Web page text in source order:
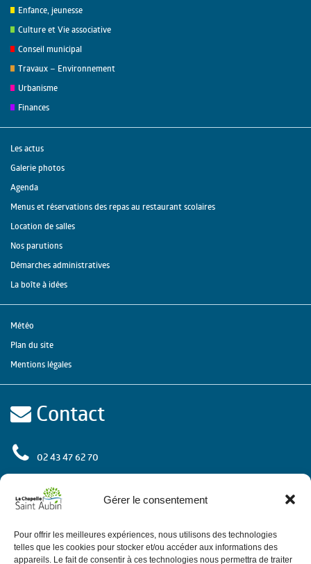
Gérer le consentement
Pour offrir les meilleures expériences, nous utilisons des technologies
telles que les cookies pour stocker et/ou accéder aux informations des
appareils. Le fait de consentir à ces technologies nous permettra de traiter
Enfance, jeunesse
Culture et Vie associative
Conseil municipal
Travaux – Environnement
Urbanisme
Finances
Les actus
Galerie photos
Agenda
Menus et réservations des repas au restaurant scolaires
Location de salles
Nos parutions
Démarches administratives
La boîte à idées
Météo
Plan du site
Mentions légales
Contact
02 43 47 62 70
rue de l'Europe
72 650 La Chapelle Saint Aubin
Contactez-nous